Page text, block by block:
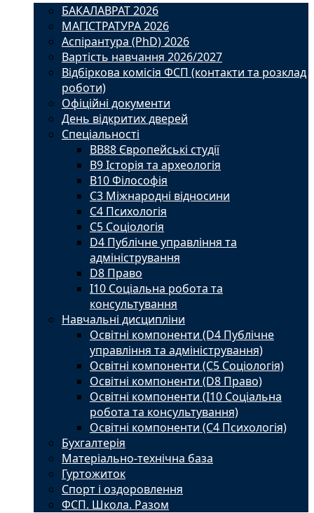
БАКАЛАВРАТ 2026
МАГІСТРАТУРА 2026
Аспірантура (PhD) 2026
Вартість навчання 2026/2027
Відбіркова комісія ФСП (контакти та розклад
роботи)
Офіційні документи
День відкритих дверей
Спеціальності
BВ88 Європейські студії
B9 Історія та археологія
B10 Філософія
C3 Міжнародні відносини
C4 Психологія
С5 Соціологія
D4 Публічне управління та
адміністрування
D8 Право
I10 Соціальна робота та
консультування
Навчальні дисципліни
Освітні компоненти (D4 Публічне
управління та адміністрування)
Освітні компоненти (С5 Соціологія)
Освітні компоненти (D8 Право)
Освітні компоненти (I10 Соціальна
робота та консультування)
Освітні компоненти (С4 Психологія)
Бухгалтерія
Матеріально-технічна база
Гуртожиток
Спорт і оздоровлення
ФСП. Школа. Разом